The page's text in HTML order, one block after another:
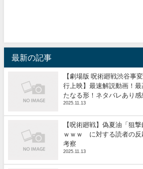
最新の記事
【劇場版 呪術廻戦渋谷事
行上映】最速解説動画！
たなる形！ネタバレあり感
2025.11.13
【呪術廻戦】偽夏油「狙
ｗｗｗ に対する読者の反
考察
2025.11.13